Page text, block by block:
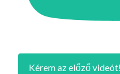
Kérem az előző videót!